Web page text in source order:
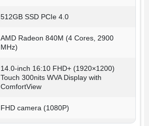
512GB SSD PCIe 4.0
AMD Radeon 840M (4 Cores, 2900
MHz)
14.0-inch 16:10 FHD+ (1920×1200)
Touch 300nits WVA Display with
ComfortView
FHD camera (1080P)